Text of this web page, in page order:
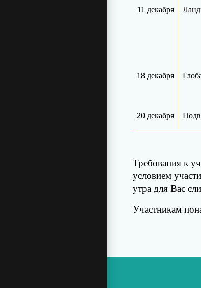
11 декабря
18 декабря
20 декабря
Требования к
условием
утра для Вас
Участникам